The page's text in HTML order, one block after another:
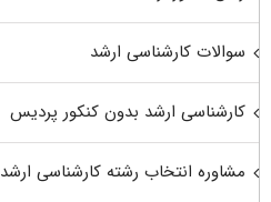
سوالات کارشناسی ارشد
کارشناسی ارشد بدون کنکور پردیس
مشاوره انتخاب رشته کارشناسی ارشد